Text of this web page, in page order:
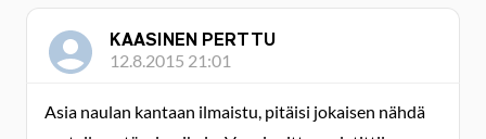
KAASINEN PERTTU
12.8.2015 21:01
Asia naulan kantaan ilmaistu, pitäisi jokaisen nähdä